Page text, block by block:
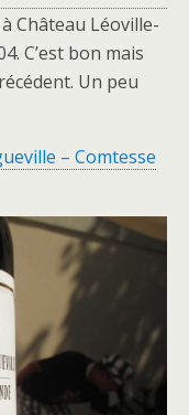
Château Léoville-
C’est bon mais
Un peu
– Comtesse